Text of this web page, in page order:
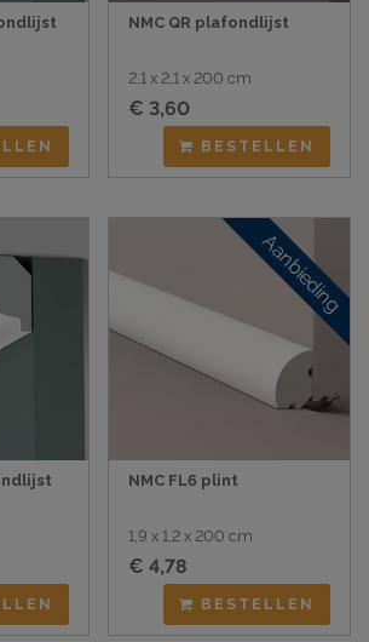
NMC QR plafondlijst
2,1 x 2,1 x 200 cm
€ 3,60
BESTELLEN
Aanbieding
NMC FL6 plint
1,9 x 1,2 x 200 cm
€ 4,78
BESTELLEN